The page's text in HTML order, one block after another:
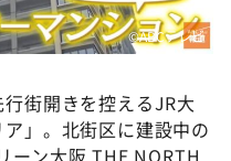
©ABCテレビ
街開きを控えるJR大
」。北街区に建設中の
ーン大阪 THE NORTH